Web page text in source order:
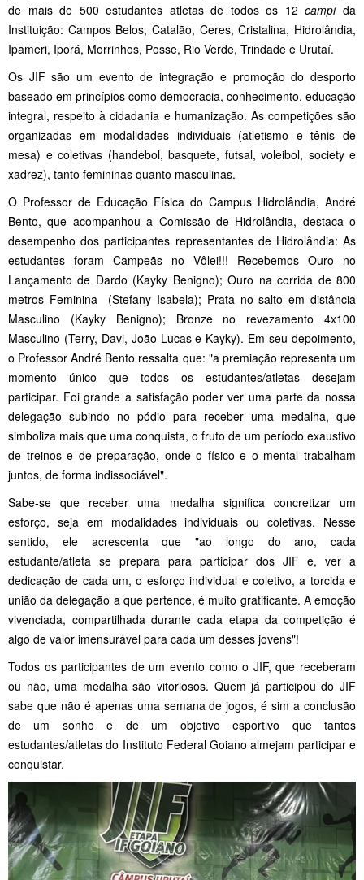
de mais de 500 estudantes atletas de todos os 12campida
Instituição: Campos Belos, Catalão, Ceres, Cristalina, Hidrolândia,
Ipameri, Iporá, Morrinhos, Posse, Rio Verde, Trindade e Urutaí.
Os JIF são um evento de integração e promoção do desporto
baseado em princípios como democracia, conhecimento, educação
integral, respeito à cidadania e humanização. As competições são
organizadas em modalidades individuais (atletismo e tênis de
mesa) e coletivas (handebol, basquete, futsal, voleibol, society e
xadrez), tanto femininas quanto masculinas.
O Professor de Educação Física do Campus Hidrolândia, André
Bento, que acompanhou a Comissão de Hidrolândia, destaca o
desempenho dos participantes representantes de Hidrolândia: As
estudantes foram Campeãs no Vôlei!!! Recebemos Ouro no
Lançamento de Dardo (Kayky Benigno); Ouro na corrida de 800
metros Feminina (Stefany Isabela); Prata no salto em distância
Masculino (Kayky Benigno); Bronze no revezamento 4x100
Masculino (Terry, Davi, João Lucas e Kayky). Em seu depoimento,
o Professor André Bento ressalta que: "a premiação representa um
momento único que todos os estudantes/atletas desejam
participar. Foi grande a satisfação poder ver uma parte da nossa
delegação subindo no pódio para receber uma medalha, que
simboliza mais que uma conquista, o fruto de um período exaustivo
de treinos e de preparação, onde o físico e o mental trabalham
juntos, de forma indissociável".
Sabe-se que receber uma medalha significa concretizar um
esforço, seja em modalidades individuais ou coletivas. Nesse
sentido, ele acrescenta que "ao longo do ano, cada
estudante/atleta se prepara para participar dos JIF e, ver a
dedicação de cada um, o esforço individual e coletivo, a torcida e
união da delegação a que pertence, é muito gratificante. A emoção
vivenciada, compartilhada durante cada etapa da competição é
algo de valor imensurável para cada um desses jovens"!
Todos os participantes de um evento como o JIF, que receberam
ou não, uma medalha são vitoriosos. Quem já participou do JIF
sabe que não é apenas uma semana de jogos, é sim a conclusão
de um sonho e de um objetivo esportivo que tantos
estudantes/atletas do Instituto Federal Goiano almejam participar e
conquistar.